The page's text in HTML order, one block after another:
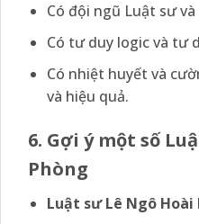
Có đội ngũ Luật sư
Có tư duy logic và tư
Có nhiệt huyết và
và hiệu quả.
6. Gợi ý một số
Phòng
Luật sư Lê Ngô Hoài